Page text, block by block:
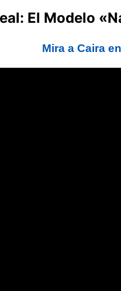
El Modelo
Mira a Caira